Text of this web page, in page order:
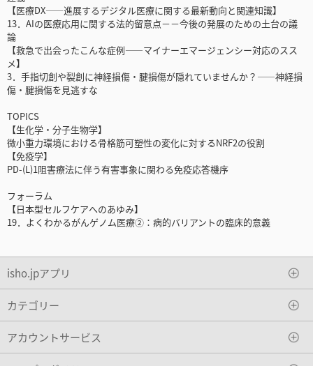
【医療DX――進展するデジタル医療に関する最新動向と関連知識】
13．AIの医療応用に関する法的留意点－－今後の発展のための土台の議
論
【救急で出会ったこんな症例――マイナーエマージェンシー対応のスス
メ】
3．手指切創や裂創に神経損傷・腱損傷が隠れていませんか？――神経損
傷・腱損傷を見逃すな
TOPICS
【生化学・分子生物学】
微小重力環境における骨格筋可塑性の変化に対するNRF2の役割
【免疫学】
PD-(L)1阻害療法に伴う有害事象に関わる免疫応答機序
フォーラム
【日本型セルフケアへのあゆみ】
19．よくわかるがんゲノム医療②：病的バリアントの臨床的意義
isho.jpアプリ
カテゴリー
アカウントサービス